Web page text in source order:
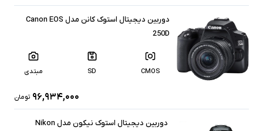
دوربین دیجیتال استوک کانن مدل Canon EOS
250D
CMOS
SD مبتدی
۹۶,۹۳۴,۰۰۰ تومان
دوربین دیجیتال استوک نیکون مدل Nikon